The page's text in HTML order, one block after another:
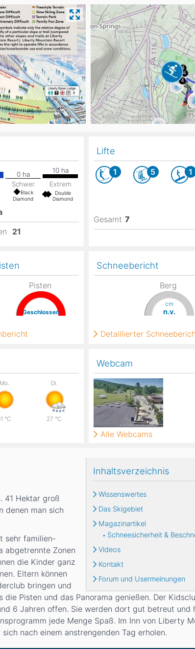
Inhaltsverzeichnis
Wissenswertes
Das Skigebiet
Magazinartikel
Schneesicherheit &
Videos
Kontakt
Forum und Usermeinungen
41 Hektar groß
denen man sich
sehr familien-
abgetrennte Zonen
die Kinder ganz
Eltern können
bringen und
die Pisten und das Panorama genießen. Der
6 Jahren offen. Sie werden dort gut betreut und
jede Menge Spaß. Im Inn von Liberty
nach einem anstrengenden Tag erholen.
Lifte
1 5 1
Gesamt 7
Schwer
Black
Diamond
Extrem
Double
Diamond
21
Mo.
°C
Di.
27 °C
Webcam
Alle Webcams
Schneebericht
Berg
cm
n.v.
Detaillierter
Pisten
Geschlossen
Russland Südkorea Türkei
Aserbaidschan Vereinigte Arabische Emirate
Dynastar Salomon
Kästle Scott
Ogso